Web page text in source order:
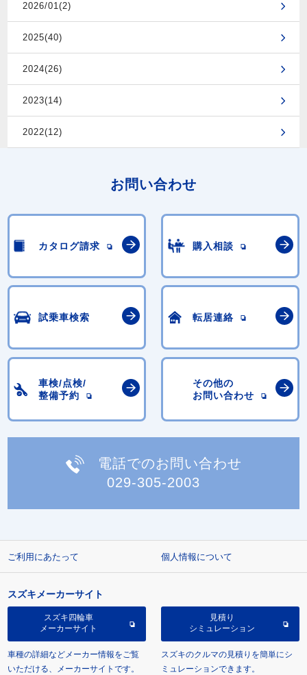
2026/01(2)
2025(40)
2024(26)
2023(14)
2022(12)
お問い合わせ
カタログ請求 購入相談
試乗車検索 転居連絡
車検/点検/
整備予約
その他の
お問い合わせ
電話でのお問い合わせ
029-305-2003
ご利用にあたって 個人情報について
スズキメーカーサイト
スズキ四輪車
メーカーサイト
車種の詳細などメーカー情報をご覧
いただける、メーカーサイトです。
見積り
シミュレーション
スズキのクルマの見積りを簡単にシ
ミュレーションできます。